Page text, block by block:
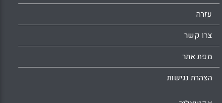
עזרה
צרו קשר
מפת אתר
הצהרת נגישות